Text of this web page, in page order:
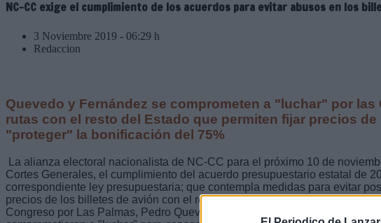
NC-CC exige el cumplimiento de los acuerdos para evitar abusos en los
3 Noviembre 2019 - 06:29 h
Redaccion
Quevedo y Fernández se comprometen a "luchar" por las
rutas con el resto del Estado que permiten fijar precios de
"proteger" la bonificación del 75%
La alianza electoral nacionalista de NC-CC para el próximo 10 de
Cortes Generales, el cumplimiento del acuerdo presupuestario estatal de
correspondiente ley presupuestaria; que contempla medidas para evitar
precios de los billetes de avión con el resto del territorio del Estado. Los
Congreso por Las Palmas, Pedro Quevedo y María Fernández,